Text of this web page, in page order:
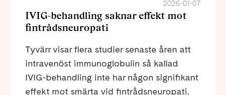
2026-01-07
IVIG-behandling saknar effekt mot
fintrådsneuropati
Tyvärr visar flera studier senaste åren att
intravenöst immunoglobulin så kallad
IVIG-behandling inte har någon signifikant
effekt mot smärta vid fintrådsneuropati.